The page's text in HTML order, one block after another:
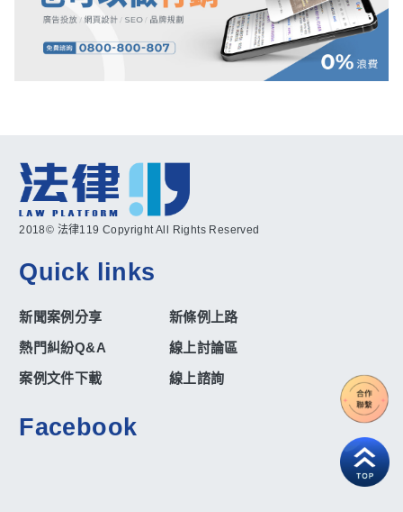
2018© 法律119 Copyright All Rights Reserved
Quick links
新聞案例分享
新條例上路
熱門糾紛Q&A
線上討論區
案例文件下載
線上諮詢
Facebook